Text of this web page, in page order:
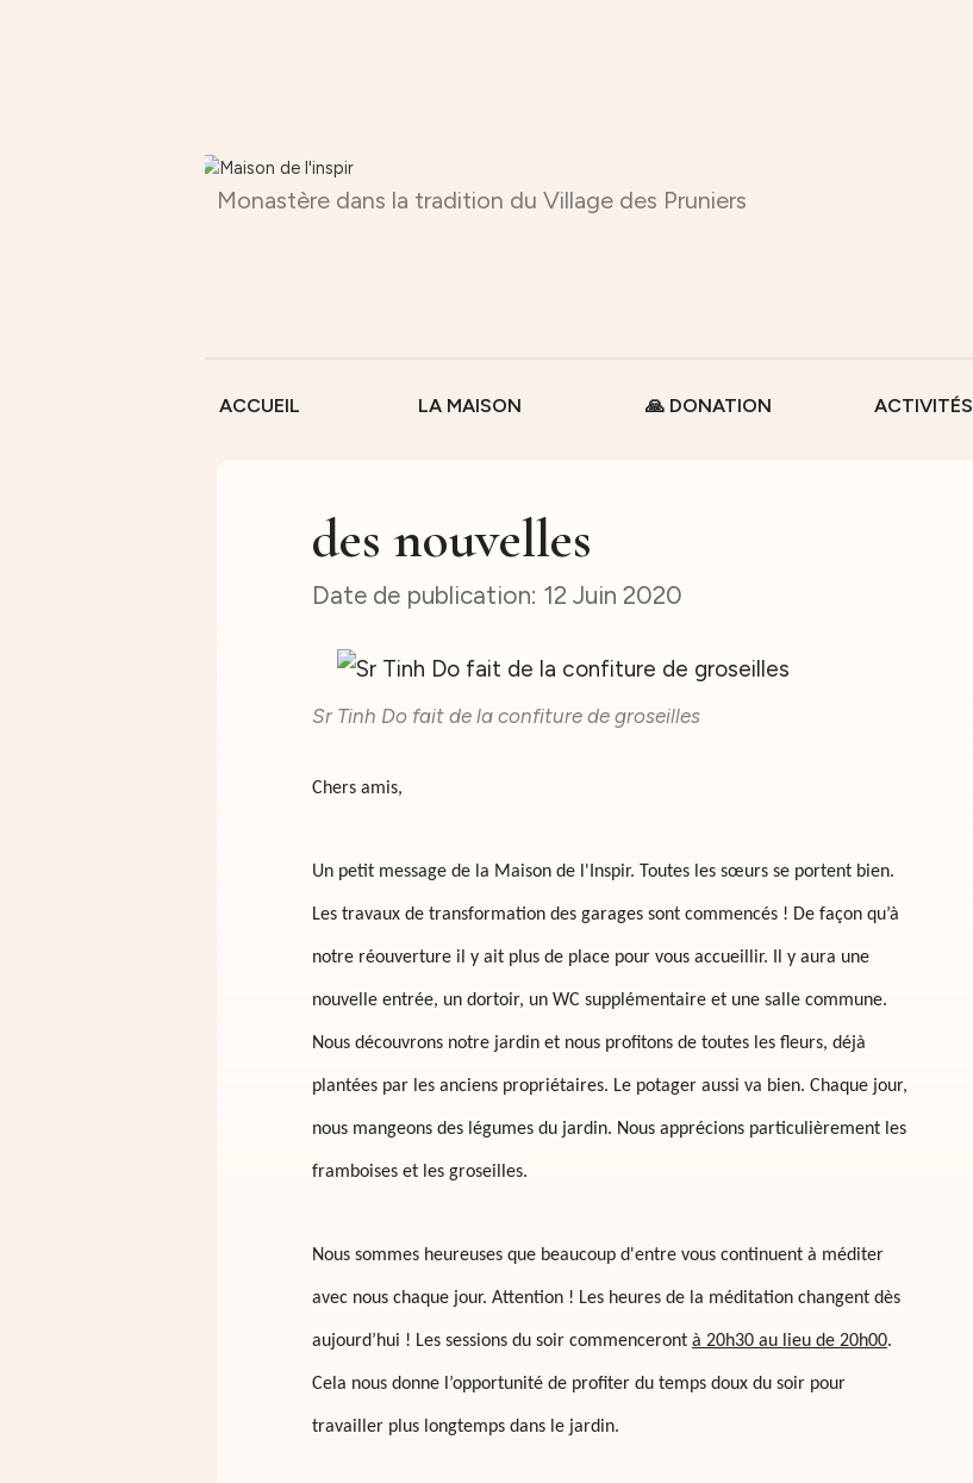
Monastère dans la tradition du Village des Pruniers
ACCUEIL LA MAISON 🙏 DONATION ACTIVITÉS
des nouvelles
12 Juin 2020
Sr Tinh Do fait de la confiture de groseilles
Chers amis,
Un petit message de la Maison de l'Inspir. Toutes les sœurs se portent bien.
Les travaux de transformation des garages sont commencés ! De façon qu’à
notre réouverture il y ait plus de place pour vous accueillir. Il y aura une
nouvelle entrée, un dortoir, un WC supplémentaire et une salle commune.
Nous découvrons notre jardin et nous profitons de toutes les fleurs, déjà
plantées par les anciens propriétaires. Le potager aussi va bien. Chaque jour,
nous mangeons des légumes du jardin. Nous apprécions particulièrement les
framboises et les groseilles.
Nous sommes heureuses que beaucoup d'entre vous continuent à méditer
avec nous chaque jour. Attention ! Les heures de la méditation changent dès
aujourd’hui ! Les sessions du soir commenceront à 20h30 au lieu de 20h00.
Cela nous donne l’opportunité de profiter du temps doux du soir pour
travailler plus longtemps dans le jardin.